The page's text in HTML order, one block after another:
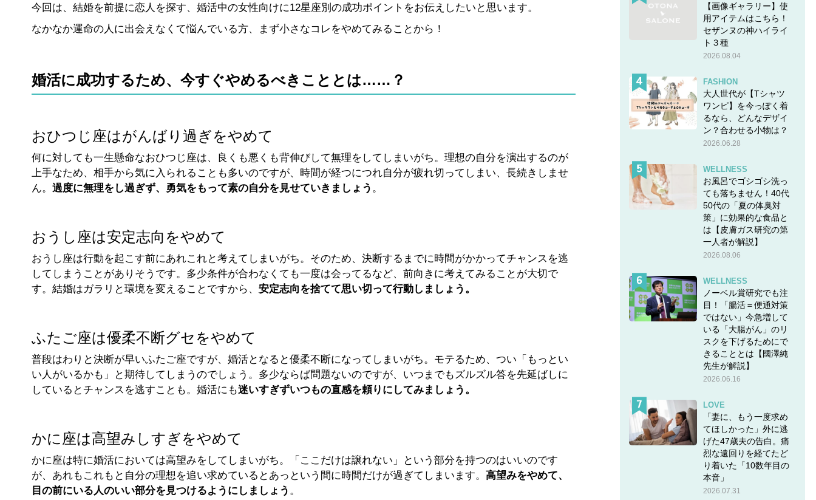
今回は、結婚を前提に恋人を探す、婚活中の女性向けに12星座別の成功ポイントをお伝えしたいと思います。
なかなか運命の人に出会えなくて悩んでいる方、まず小さなコレをやめてみることから！
婚活に成功するため、今すぐやめるべきこととは……？
おひつじ座はがんばり過ぎをやめて
何に対しても一生懸命なおひつじ座は、良くも悪くも背伸びして無理をしてしまいがち。理想の自分を演出するのが
上手なため、相手から気に入られることも多いのですが、時間が経つにつれ自分が疲れ切ってしまい、長続きしませ
ん。過度に無理をし過ぎず、勇気をもって素の自分を見せていきましょう 。
おうし座は安定志向をやめて
おうし座は行動を起こす前にあれこれと考えてしまいがち。そのため、決断するまでに時間がかかってチャンスを逃
してしまうことがありそうです。多少条件が合わなくても一度は会ってるなど、前向きに考えてみることが大切で
す。結婚はガラリと環境を変えることですから、安定志向を捨てて思い切って行動しましょう。
ふたご座は優柔不断グセをやめて
普段はわりと決断が早いふたご座ですが、婚活となると優柔不断になってしまいがち。モテるため、つい「もっとい
い人がいるかも」と期待してしまうのでしょう。多少ならば問題ないのですが、いつまでもズルズル答を先延ばしに
しているとチャンスを逃すことも。婚活にも迷いすぎずいつもの直感を頼りにしてみましょう。
かに座は高望みしすぎをやめて
かに座は特に婚活においては高望みをしてしまいがち。「ここだけは譲れない」という部分を持つのはいいのです
が、あれもこれもと自分の理想を追い求めているとあっという間に時間だけが過ぎてしまいます。 高望みをやめて、
目の前にいる人のいい部分を見つけるようにしましょう 。
【画像ギャラリー】使
用アイテムはこちら！
セザンヌの神ハイライ
ト３種
2026.08.04
FASHION
大人世代が【Tシャツ
ワンピ】を今っぽく着
るなら、どんなデザイ
ン？合わせる小物は？
2026.06.28
WELLNESS
お風呂でゴシゴシ洗っ
ても落ちません！40代
50代の「夏の体臭対
策」に効果的な食品と
は【皮膚ガス研究の第
一人者が解説】
2026.08.06
WELLNESS
ノーベル賞研究でも注
目！「腸活＝便通対策
ではない」今急増して
いる「大腸がん」のリ
スクを下げるためにで
きることとは【國澤純
先生が解説】
2026.06.16
LOVE
「妻に、もう一度求め
てほしかった」外に逃
げた47歳夫の告白。痛
烈な遠回りを経てたど
り着いた「10数年目の
本音」
2026.07.31